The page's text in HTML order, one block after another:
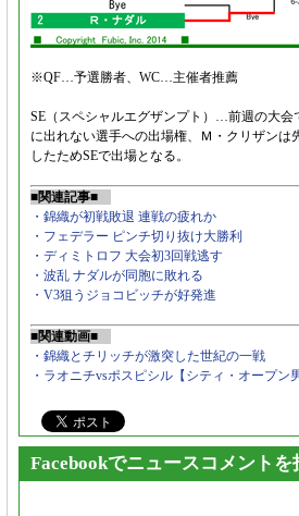
※QF…予選勝者、WC…主催者推薦
SE（スペシャルエグザンプト）…前週の大
に出れない選手への出場権、Ｍ・クリザン
したためSEで出場となる。
■関連記事■
・錦織が初戦敗退 連戦の疲れか
・フェデラー ピンチ切り抜け大勝利
・ディミトロフ 大会初3回戦逃す
・波乱 ナダルが同胞に敗れる
・V3狙うジョコビッチが好発進
■関連動画■
・錦織とチリッチが激突した世紀の一戦
・ラオニチvsポスピシル【シティ・オープン
Facebookでニュースコメントを